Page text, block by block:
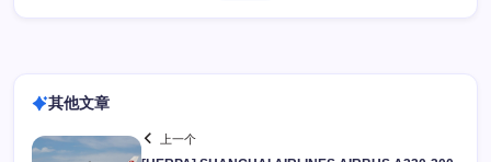
其他文章
上一个